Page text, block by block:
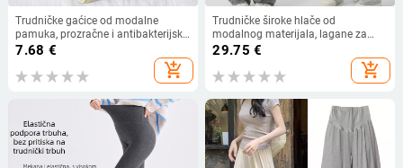
Trudničke gaćice od modalne
pamuka, prozračne i antibakterijske,
srednje visoki pojas, produženi dio
prepona s viskoznom podstavom
(80–90%)
7.68 €
add_shopping_cart
Trudničke široke hlače od
modalnog materijala, lagane za
ljeto, visoka elastičnost, podrška
29.75 €
add_shopping_cart